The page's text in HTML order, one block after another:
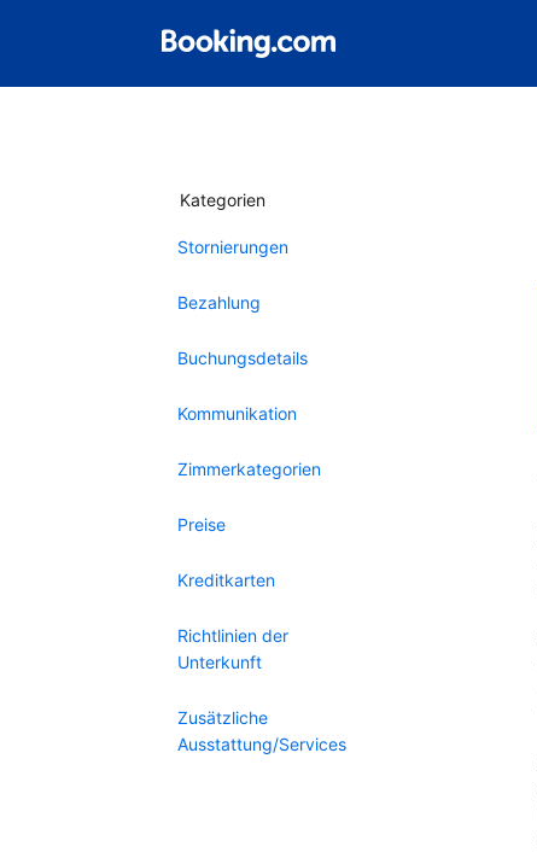
Kategorien
Stornierungen
Bezahlung
Buchungsdetails
Kommunikation
Zimmerkategorien
Preise
Kreditkarten
Richtlinien der
Unterkunft
Zusätzliche
Ausstattung/Services